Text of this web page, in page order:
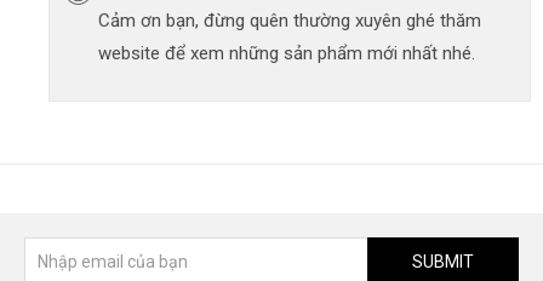
Cảm ơn bạn, đừng quên thường xuyên ghé thăm
website để xem những sản phẩm mới nhất nhé.
SUBMIT